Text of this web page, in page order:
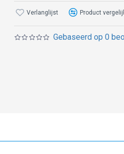
Gebaseerd op 0
Verlanglijst Product